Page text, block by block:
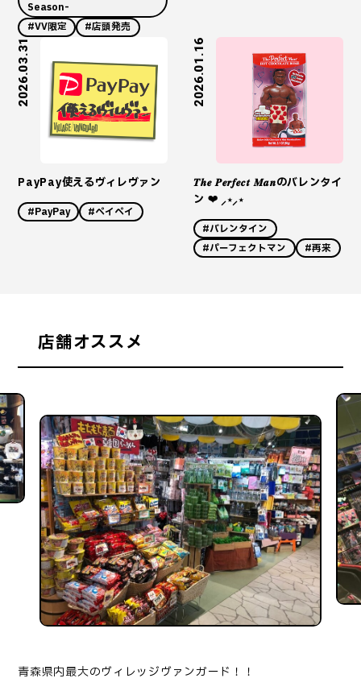
Season-
#VV限定
#店頭発売
2026.03.31
PayPay使えるヴィレヴァン
#PayPay #ペイペイ
2026.01.16
𝑻𝒉𝒆 𝑷𝒆𝒓𝒇𝒆𝒄𝒕 𝑴𝒂𝒏のバレンタイ
ン ❤︎ ⸝⋆⸝⋆
#バレンタイン
#パーフェクトマン
#再来
店舗オススメ
青森県内最大のヴィレッジヴァンガード！！